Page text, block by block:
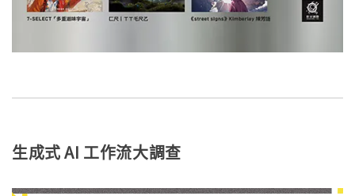
生成式 AI 工作流大調查